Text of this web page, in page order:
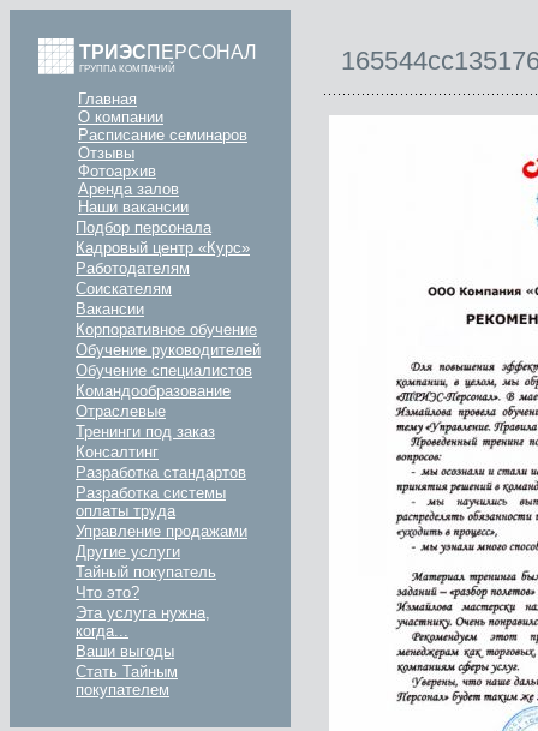
ТРИЭСПЕРСОНАЛ
ГРУППА КОМПАНИЙ
Главная
О компании
Расписание семинаров
Отзывы
Фотоархив
Аренда залов
Наши вакансии
Подбор персонала
Кадровый центр «Курс»
Работодателям
Соискателям
Вакансии
Корпоративное обучение
Обучение руководителей
Обучение специалистов
Командообразование
Отраслевые
Тренинги под заказ
Консалтинг
Разработка стандартов
Разработка системы
оплаты труда
Управление продажами
Другие услуги
Тайный покупатель
Что это?
Эта услуга нужна,
когда...
Ваши выгоды
Стать Тайным
покупателем